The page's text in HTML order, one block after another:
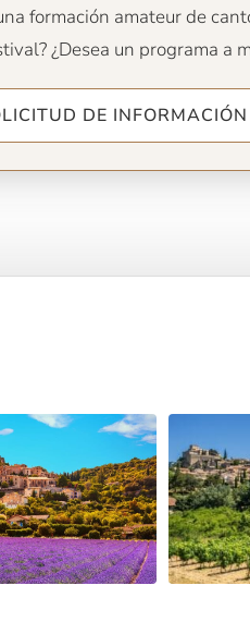
formación amateur de
¿Desea un programa a
DE INFORMACIÓN